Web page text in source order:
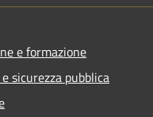
e formazione
sicurezza pubblica